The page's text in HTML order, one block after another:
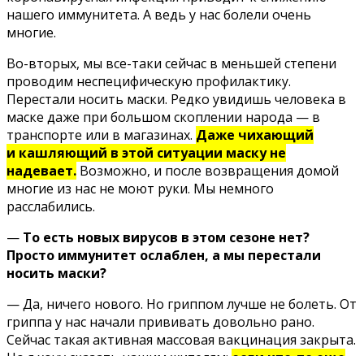
нашего иммунитета. А ведь у нас болели очень
многие.
Во-вторых, мы все-таки сейчас в меньшей степени
проводим неспецифическую профилактику.
Перестали носить маски. Редко увидишь человека в
маске даже при большом скоплении народа — в
транспорте или в магазинах. Даже чихающий
и кашляющий в этой ситуации маску не
надевает. Возможно, и после возвращения домой
многие из нас не моют руки. Мы немного
расслабились.
— То есть новых вирусов в этом сезоне нет?
Просто иммунитет ослаблен, а мы перестали
носить маски?
— Да, ничего нового. Но гриппом лучше не болеть. От
гриппа у нас начали прививать довольно рано.
Сейчас такая активная массовая вакцинация закрыта.